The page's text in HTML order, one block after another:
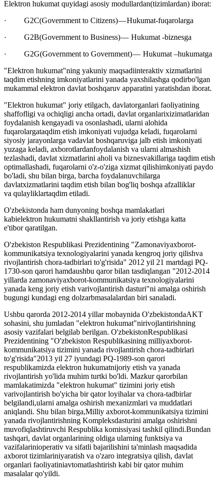
Elektron hukumat quyidagi asosiy modullardan(tizimlardan) iborat:
· G2C(Government to Citizens) — Hukumat-fuqarolarga
· G2B(Government to Business) — Hukumat -biznesga
· G2G(Government to Government) — Hukumat –hukumatga
"Elektron hukumat"ning yakuniy maqsadiinteraktiv xizmatlarini
taqdim etishning imkoniyatlarini yanada yaxshilashga qodirbo'lgan
mukammal elektron davlat boshqaruv apparatini yaratishdan iborat.
"Elektron hukumat" joriy etilgach, davlatorganlari faoliyatining
shaffofligi va ochiqligi ancha ortadi, davlat organlarixizimatlaridan
foydalanish kengayadi va osonlashadi, ularni alohida
fuqarolargataqdim etish imkoniyati vujudga keladi, fuqarolarni
siyosiy jarayonlarga vadavlat boshqaruviga jalb etish imkoniyati
yuzaga keladi, axborotlardanfoydalanish va ularni almashish
tezlashadi, davlat xizmatlarini aholi va biznesvakillariga taqdim etish
optimallashadi, fuqarolarni o'z-o'ziga xizmat qilishimkoniyati paydo
bo'ladi, shu bilan birga, barcha foydalanuvchilarga
davlatxizmatlarini taqdim etish bilan bog'liq boshqa afzalliklar
va qulayliklartaqdim etiladi.
O'zbekistonda ham dunyoning boshqa mamlakatlari
kabielektron hukumatni shakllantirish va joriy etishga katta
e'tibor qaratilgan.
O'zbekiston Respublikasi Prezidentining "Zamonaviyaxborot-
kommunikatsiya texnologiyalarini yanada kengroq joriy qilishva
rivojlantirish chora-tadbirlari to'g'risida" 2012 yil 21 martdagi PQ-
1730-son qarori hamdaushbu qaror bilan tasdiqlangan "2012-2014
yillarda zamonaviyaxborot-kommunikatsiya texnologiyalarini
yanada keng joriy etish varivojlantirish dasturi"ni amalga oshirish
bugungi kundagi eng dolzarbmasalalardan biri sanaladi.
Ushbu qarorda 2012-2014 yillar mobaynida O'zbekistondaAKT
sohasini, shu jumladan "elektron hukumat"nirivojlantirishning
asosiy vazifalari belgilab berilgan. O'zbekistonRespublikasi
Prezidentining "O'zbekiston Respublikasining milliyaxborot-
kommunikatsiya tizimini yanada rivojlantirish chora-tadbirlari
to'g'risida"2013 yil 27 iyundagi PQ-1989-son qarori
respublikamizda elektron hukumatnijoriy etish va yanada
rivojlantirish yo'lida muhim turtki bo'ldi. Mazkur qarorbilan
mamlakatimizda "elektron hukumat" tizimini joriy etish
varivojlantirish bo'yicha bir qator loyihalar va chora-tadbirlar
belgilandi,ularni amalga oshirish mexanizmlari va muddatlari
aniqlandi. Shu bilan birga,Milliy axborot-kommunikatsiya tizimini
yanada rivojlantirishning Kompleksdasturini amalga oshirishni
muvofiqlashtiruvchi Respublika komissiyasi tashkil qilindi.Bundan
tashqari, davlat organlarining oldiga ularning funktsiya va
vazifalarinioperativ va sifatli bajarilishini ta'minlash maqsadida
axborot tizimlariniyaratish va o'zaro integratsiya qilish, davlat
organlari faoliyatiniavtomatlashtirish kabi bir qator muhim
masalalar qo'yildi.